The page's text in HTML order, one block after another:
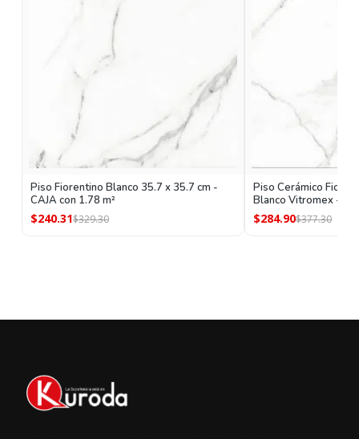
Piso Fiorentino Blanco 35.7 x 35.7 cm -
CAJA con 1.78 m²
$240.31$329.30
Piso Cerámico
Blanco Vitromex -
$284.90$377.30